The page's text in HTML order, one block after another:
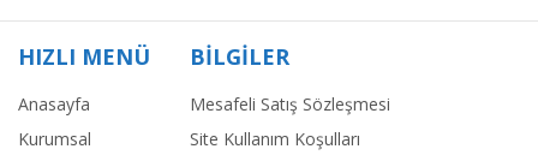
HIZLI MENÜ
Anasayfa
Kurumsal
BİLGİLER
Mesafeli Satış Sözleşmesi
Site Kullanım Koşulları